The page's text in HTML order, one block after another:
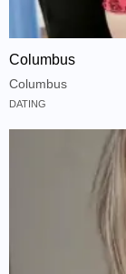
Columbus
Columbus
DATING